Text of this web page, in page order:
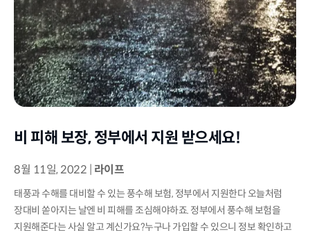
비 피해 보장, 정부에서 지원 받으세요!
8월 11일, 2022 라이프
태풍과 수해를 대비할 수 있는 풍수해 보험, 정부에서 지원한다 오늘처럼
장대비 쏟아지는 날엔 비 피해를 조심해야하죠. 정부에서 풍수해 보험을
지원해준다는 사실 알고 계신가요?누구나 가입할 수 있으니 정보 확인하고